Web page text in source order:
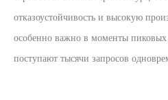
отказоустойчивость и высокую
особенно важно в моменты пиковых
поступают тысячи запросов